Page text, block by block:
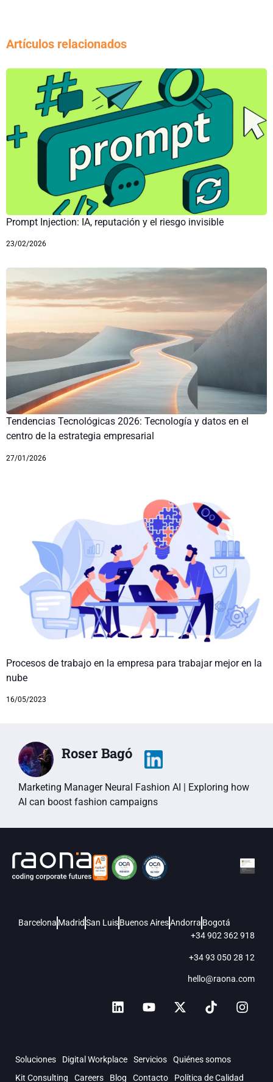
Artículos relacionados
Prompt Injection: IA, reputación y el riesgo invisible
23/02/2026
Tendencias Tecnológicas 2026: Tecnología y datos en el
centro de la estrategia empresarial
27/01/2026
Procesos de trabajo en la empresa para trabajar mejor en la
nube
16/05/2023
Roser Bagó
Marketing Manager Neural Fashion AI | Exploring how
AI can boost fashion campaigns
Barcelona MadridSan LuisBuenos AiresAndorra Bogotá
+34 902 362 918
+34 93 050 28 12
hello@raona.com
Soluciones Digital Workplace Servicios
Quiénes somos
Kit Consulting
Careers Blog Contacto Política de Calidad